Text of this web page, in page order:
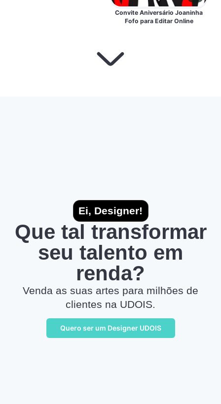
Convite Aniversário Joaninha
Fofo para Editar Online
Ei, Designer!
Que tal transformar
seu talento em
renda?
Venda as suas artes para milhões de
clientes na UDOIS.
Quero ser um Designer UDOIS